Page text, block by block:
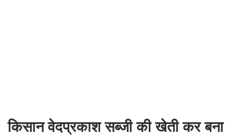
किसान वेदप्रकाश सब्जी की खेती कर बना